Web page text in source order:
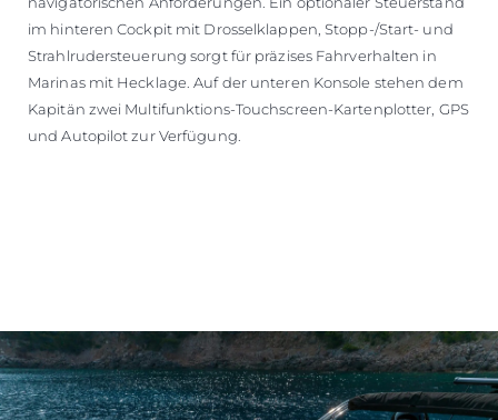
im hinteren Cockpit mit Drosselklappen, Stopp-/Start- und
Strahlrudersteuerung sorgt für präzises Fahrverhalten in
Marinas mit Hecklage. Auf der unteren Konsole stehen dem
Kapitän zwei Multifunktions-Touchscreen-Kartenplotter, GPS
und Autopilot zur Verfügung.